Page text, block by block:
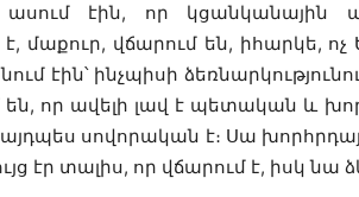
ասում էին, որ
է, մաքուր, վճարում են, իհարկե,
էին՝ ինչպիսի
որ ավելի լավ է պետական և
սովորական է։ Սա
էր տալիս, որ վճարում է, իսկ նա